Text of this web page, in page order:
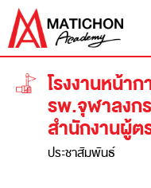
โรงงานหน้า
รพ.จุฬาลงก
สำนักงานผู้ต
ประชาสัมพันธ์